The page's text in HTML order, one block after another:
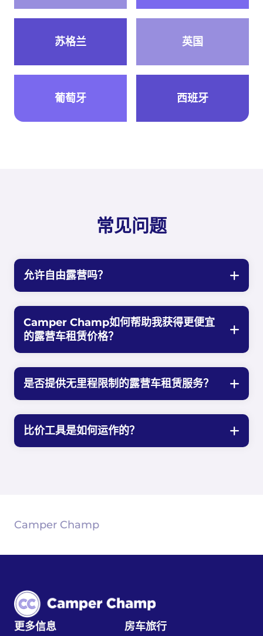
苏格兰 英国
葡萄牙 西班牙
常见问题
允许自由露营吗？
Camper Champ如何帮助我获得更便宜
的露营车租赁价格？
是否提供无里程限制的露营车租赁服务？
比价工具是如何运作的？
Camper Champ
更多信息 房车旅行